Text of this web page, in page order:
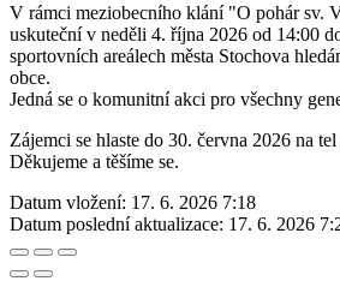
V rámci meziobecního klání "O pohár sv.
uskuteční v neděli 4. října 2026 od 14:00
sportovních areálech města Stochova
obce.
Jedná se o komunitní akci pro všechny
Zájemci se hlaste do 30. června 2026 na
Děkujeme a těšíme se.
Datum vložení: 17. 6. 2026 7:18
Datum poslední aktualizace: 17. 6. 2026